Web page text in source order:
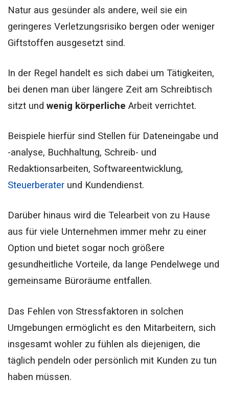
Natur aus gesünder als andere, weil sie ein
geringeres Verletzungsrisiko bergen oder weniger
Giftstoffen ausgesetzt sind.
In der Regel handelt es sich dabei um Tätigkeiten,
bei denen man über längere Zeit am Schreibtisch
sitzt und wenig körperliche Arbeit verrichtet.
Beispiele hierfür sind Stellen für Dateneingabe und
-analyse, Buchhaltung, Schreib- und
Redaktionsarbeiten, Softwareentwicklung,
Steuerberater und Kundendienst.
Darüber hinaus wird die Telearbeit von zu Hause
aus für viele Unternehmen immer mehr zu einer
Option und bietet sogar noch größere
gesundheitliche Vorteile, da lange Pendelwege und
gemeinsame Büroräume entfallen.
Das Fehlen von Stressfaktoren in solchen
Umgebungen ermöglicht es den Mitarbeitern, sich
insgesamt wohler zu fühlen als diejenigen, die
täglich pendeln oder persönlich mit Kunden zu tun
haben müssen.